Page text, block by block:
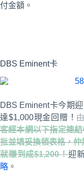
付金額。
DBS Eminent卡
DBS Eminent卡今期
達$1,000現金回贈！
客經本網以下指定連
批並填妥換領表格，
就賺到成$1,200！迎
略 。